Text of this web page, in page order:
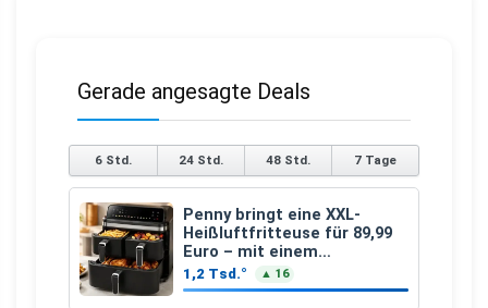
Gerade angesagte Deals
6 Std. 24 Std. 48 Std. 7 Tage
Penny bringt eine XXL-
Heißluftfritteuse für 89,99
Euro – mit einem
besonderen Vorteil
1,2 Tsd.° ▲ 16